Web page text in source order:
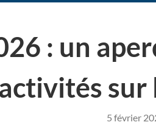
: un
sur
5 février